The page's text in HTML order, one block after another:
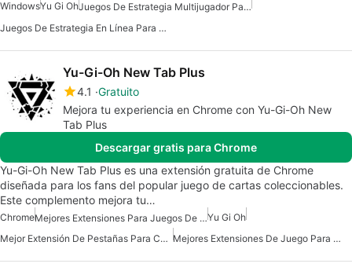
WindowsYu Gi Oh
Juegos De Estrategia Multijugador Para Windows
Juegos De Estrategia En Línea Para Windows
Yu-Gi-Oh New Tab Plus
4.1 Gratuito
Mejora tu experiencia en Chrome con Yu-Gi-Oh New
Tab Plus
Descargar gratis para Chrome
Yu-Gi-Oh New Tab Plus es una extensión gratuita de Chrome
diseñada para los fans del popular juego de cartas coleccionables.
Este complemento mejora tu…
Chrome Mejores Extensiones Para Juegos De ChromeYu Gi Oh
Mejor Extensión De Pestañas Para Chrome
Mejores Extensiones De Juego Para Chrome